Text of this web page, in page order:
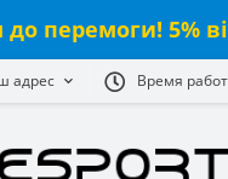
до перемоги! 5%
адрес Время